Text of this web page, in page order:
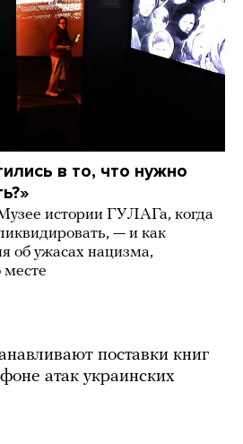
в то, что нужно
истории ГУЛАГа, когда
— и как
об ужасах нацизма,
месте
поставки книг
атак украинских